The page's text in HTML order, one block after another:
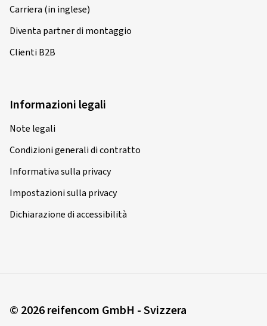
Carriera (in inglese)
Diventa partner di montaggio
Clienti B2B
Informazioni legali
Note legali
Condizioni generali di contratto
Informativa sulla privacy
Impostazioni sulla privacy
Dichiarazione di accessibilità
© 2026 reifencom GmbH - Svizzera